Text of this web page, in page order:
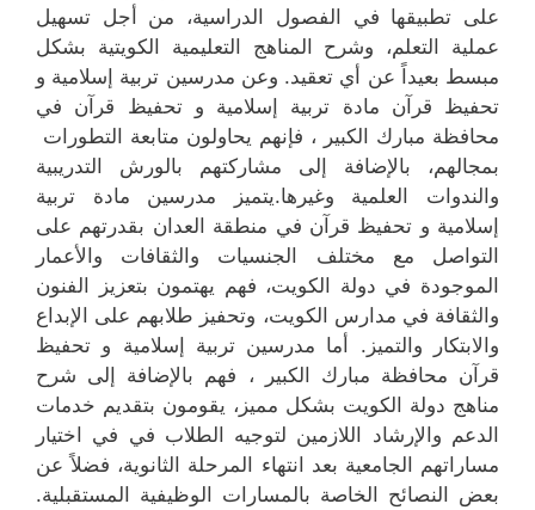
على تطبيقها في الفصول الدراسية، من أجل تسهيل
عملية التعلم، وشرح المناهج التعليمية الكويتية بشكل
مبسط بعيداً عن أي تعقيد. وعن مدرسين تربية إسلامية و
تحفيظ قرآن مادة تربية إسلامية و تحفيظ قرآن في
محافظة مبارك الكبير ، فإنهم يحاولون متابعة التطورات
بمجالهم، بالإضافة إلى مشاركتهم بالورش التدريبية
والندوات العلمية وغيرها.يتميز مدرسين مادة تربية
إسلامية و تحفيظ قرآن في منطقة العدان بقدرتهم على
التواصل مع مختلف الجنسيات والثقافات والأعمار
الموجودة في دولة الكويت، فهم يهتمون بتعزيز الفنون
والثقافة في مدارس الكويت، وتحفيز طلابهم على الإبداع
والابتكار والتميز. أما مدرسين تربية إسلامية و تحفيظ
قرآن محافظة مبارك الكبير ، فهم بالإضافة إلى شرح
مناهج دولة الكويت بشكل مميز، يقومون بتقديم خدمات
الدعم والإرشاد اللازمين لتوجيه الطلاب في في اختيار
مساراتهم الجامعية بعد انتهاء المرحلة الثانوية، فضلاً عن
بعض النصائح الخاصة بالمسارات الوظيفية المستقبلية.